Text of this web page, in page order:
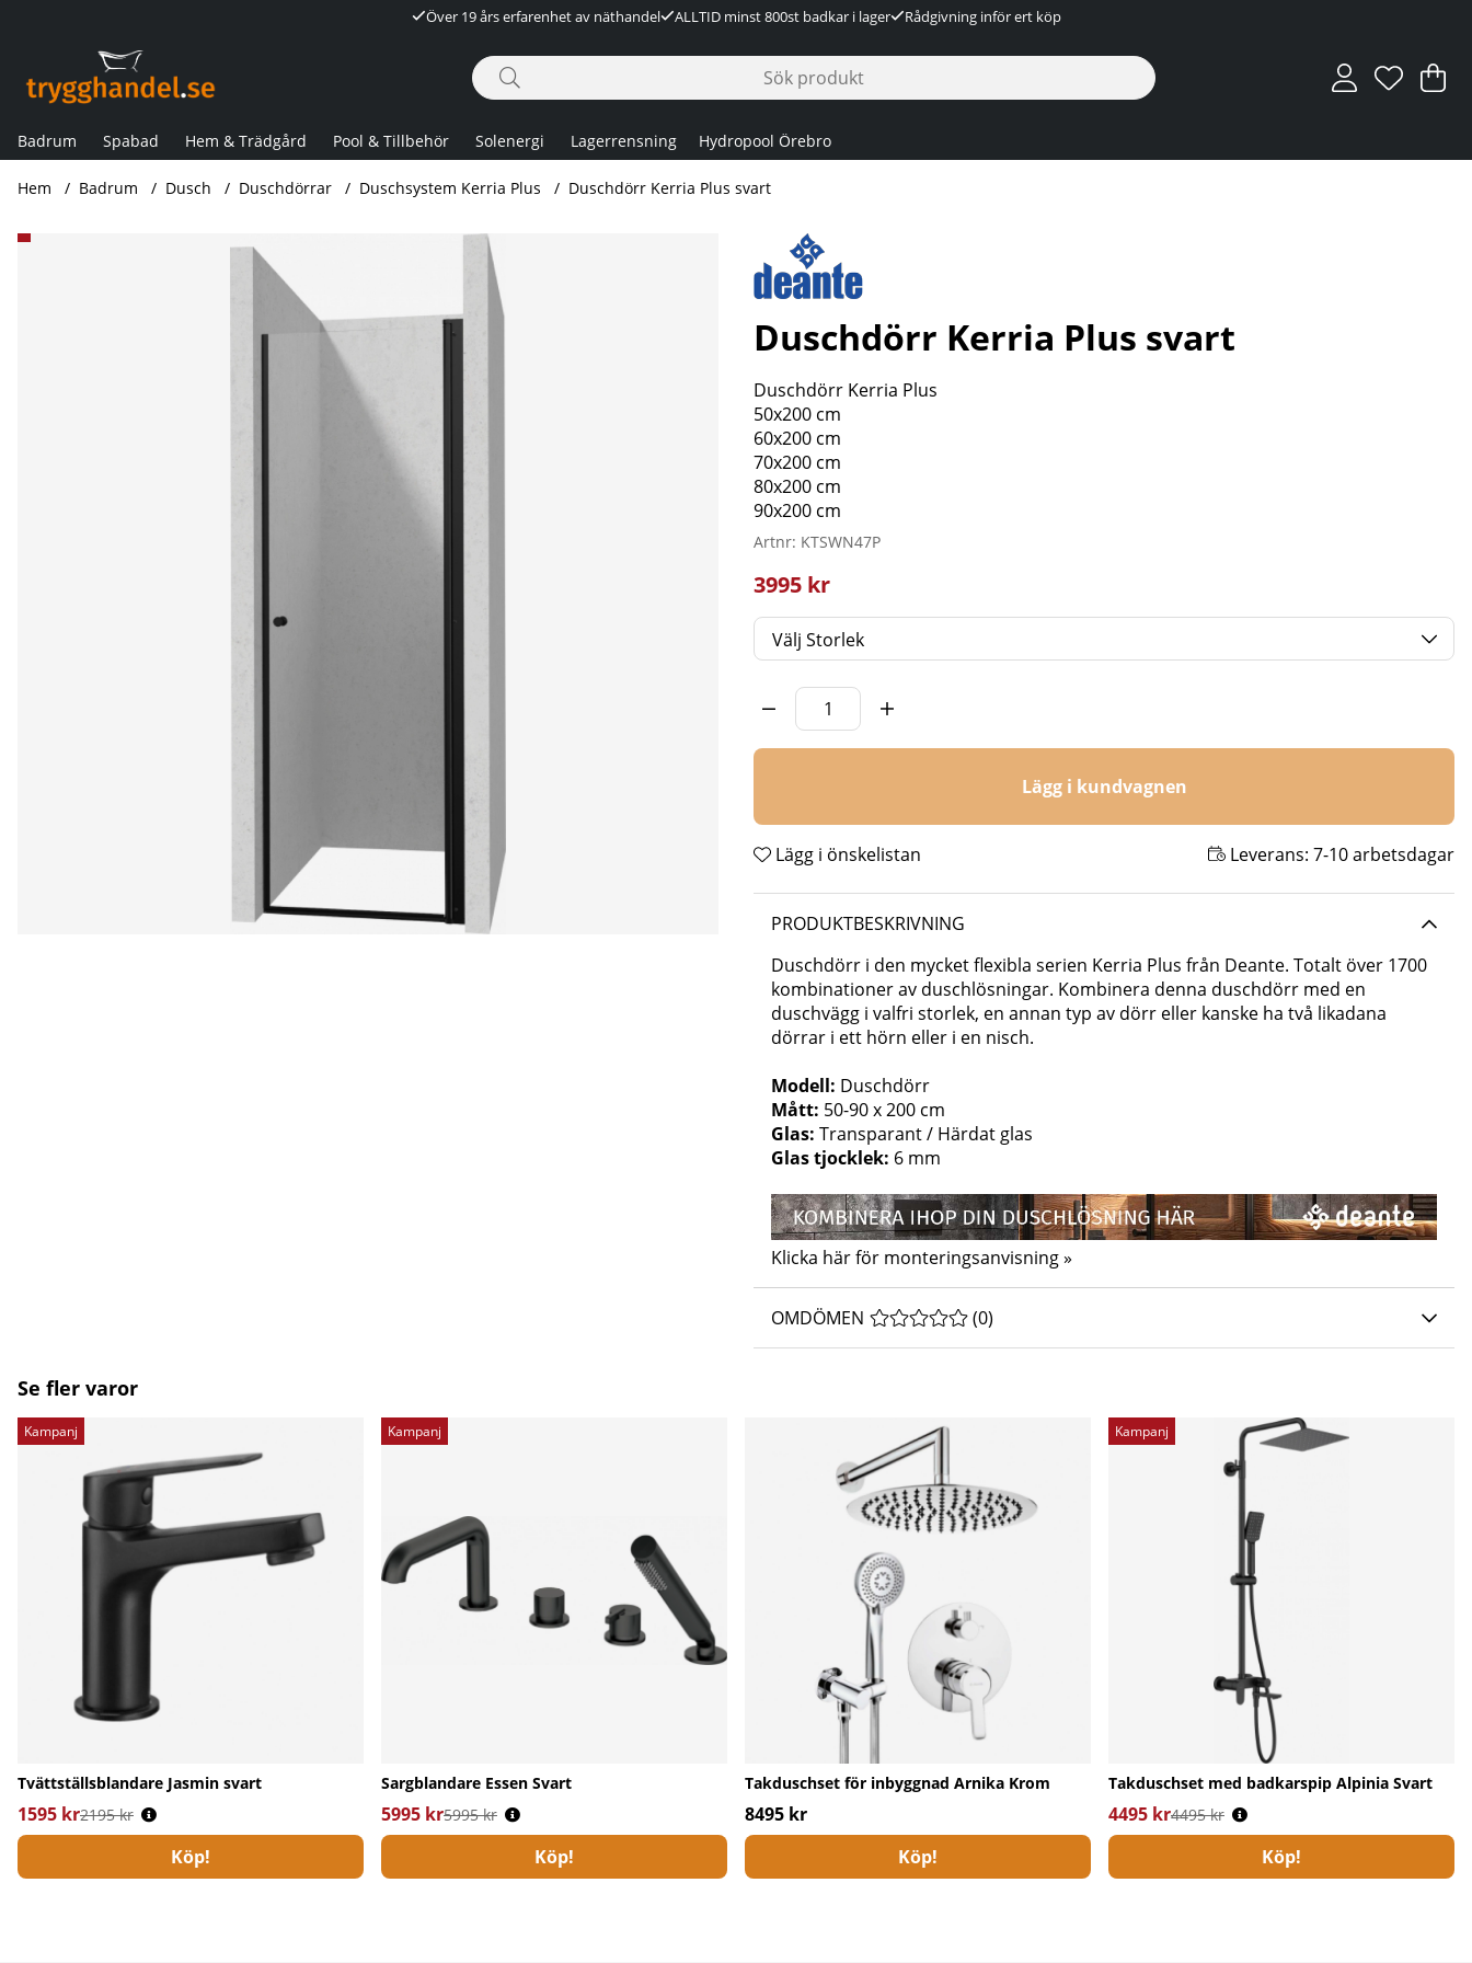
Över 19 års erfarenhet av näthandel ALLTID minst 800st badkar i lager Rådgivning inför ert köp
.
Badrum Spabad Hem & Trädgård Pool & Tillbehör Solenergi Lagerrensning Hydropool Örebro
Hem Badrum Dusch Duschdörrar Duschsystem Kerria Plus Duschdörr Kerria Plus svart
Produktbilder Duschdörr Kerria Plus svart
Duschdörr Kerria Plus svart
Duschdörr Kerria Plus
50x200 cm
60x200 cm
70x200 cm
80x200 cm
90x200 cm
Artnr: KTSWN47P
3995 kr
Storlek
Antal
Lägg i kundvagnen
Lägg i önskelistan Leverans: 7-10 arbetsdagar
PRODUKTBESKRIVNING
Duschdörr i den mycket flexibla serien Kerria Plus från Deante. Totalt över 1700
kombinationer av duschlösningar. Kombinera denna duschdörr med en
duschvägg i valfri storlek, en annan typ av dörr eller kanske ha två likadana
dörrar i ett hörn eller i en nisch.
Modell: Duschdörr
Mått: 50-90 x 200 cm
Glas: Transparant / Härdat glas
Glas tjocklek: 6 mm
Klicka här för monteringsanvisning »
OMDÖMEN MEDELBETYG 0 AV 5 ANTAL BETYG 0
(0)
Se fler varor
Kampanj
Tvättställsblandare Jasmin svart
1595 kr
Ordinarie pris:
2195 kr
Köp!
Kampanj
Sargblandare Essen Svart
5995 kr
Ordinarie pris:
5995 kr
Köp!
Takduschset för inbyggnad Arnika Krom
8495 kr
Köp!
Kampanj
Takduschset med badkarspip Alpinia Svart
4495 kr
Ordinarie pris:
4495 kr
Köp!